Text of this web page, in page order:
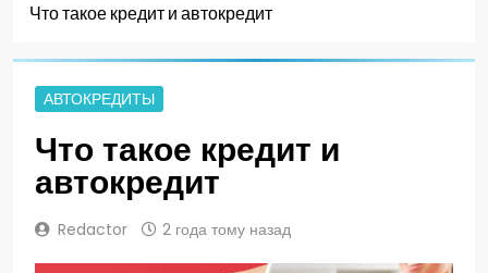
Что такое кредит и автокредит
АВТОКРЕДИТЫ
Что такое кредит и
автокредит
Redactor 2 года тому назад